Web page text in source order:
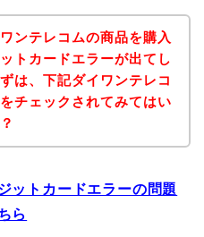
ンテレコムの商品を購入
トカードエラーが出てし
は、下記ダイワンテレコ
チェックされてみてはい
ットカードエラーの問題
ら